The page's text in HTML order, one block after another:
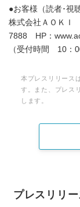
●お客様（読者･視
株式会社ＡＯＫ
7888 HP：
（受付時間 10：
本プレスリリース
す。また、プレス
します。
プレスリリ